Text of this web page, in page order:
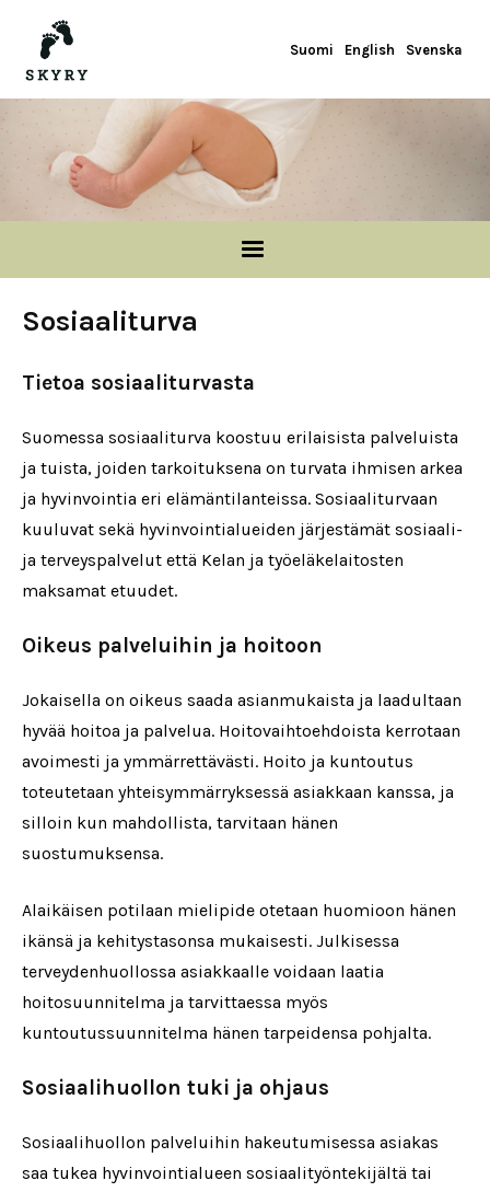
Suomi English Svenska
Sosiaaliturva
Tietoa sosiaaliturvasta
Suomessa sosiaaliturva koostuu erilaisista palveluista
ja tuista, joiden tarkoituksena on turvata ihmisen arkea
ja hyvinvointia eri elämäntilanteissa. Sosiaaliturvaan
kuuluvat sekä hyvinvointialueiden järjestämät sosiaali-
ja terveyspalvelut että Kelan ja työeläkelaitosten
maksamat etuudet.
Oikeus palveluihin ja hoitoon
Jokaisella on oikeus saada asianmukaista ja laadultaan
hyvää hoitoa ja palvelua. Hoitovaihtoehdoista kerrotaan
avoimesti ja ymmärrettävästi. Hoito ja kuntoutus
toteutetaan yhteisymmärryksessä asiakkaan kanssa, ja
silloin kun mahdollista, tarvitaan hänen
suostumuksensa.
Alaikäisen potilaan mielipide otetaan huomioon hänen
ikänsä ja kehitystasonsa mukaisesti. Julkisessa
terveydenhuollossa asiakkaalle voidaan laatia
hoitosuunnitelma ja tarvittaessa myös
kuntoutussuunnitelma hänen tarpeidensa pohjalta.
Sosiaalihuollon tuki ja ohjaus
Sosiaalihuollon palveluihin hakeutumisessa asiakas
saa tukea hyvinvointialueen sosiaalityöntekijältä tai